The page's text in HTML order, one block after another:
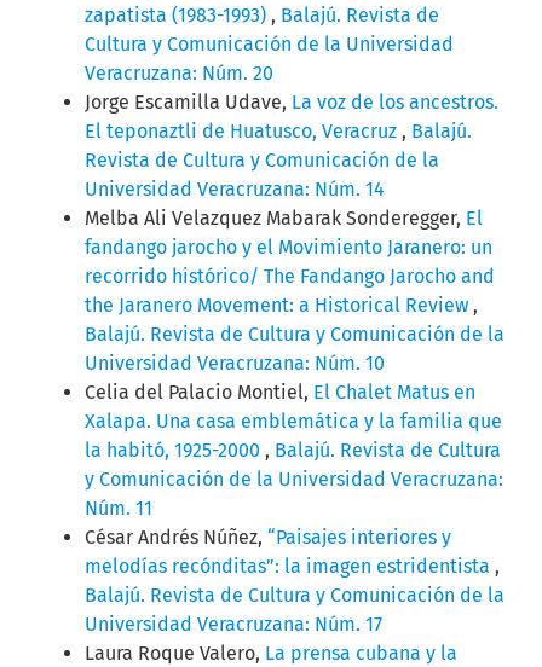
zapatista (1983-1993) , Balajú. Revista de
Cultura y Comunicación de la Universidad
Veracruzana: Núm. 20
Jorge Escamilla Udave, La voz de los ancestros.
El teponaztli de Huatusco, Veracruz , Balajú.
Revista de Cultura y Comunicación de la
Universidad Veracruzana: Núm. 14
Melba Ali Velazquez Mabarak Sonderegger, El
fandango jarocho y el Movimiento Jaranero: un
recorrido histórico/ The Fandango Jarocho and
the Jaranero Movement: a Historical Review ,
Balajú. Revista de Cultura y Comunicación de la
Universidad Veracruzana: Núm. 10
Celia del Palacio Montiel, El Chalet Matus en
Xalapa. Una casa emblemática y la familia que
la habitó, 1925-2000 , Balajú. Revista de Cultura
y Comunicación de la Universidad Veracruzana:
Núm. 11
César Andrés Núñez, “Paisajes interiores y
melodías recónditas”: la imagen estridentista ,
Balajú. Revista de Cultura y Comunicación de la
Universidad Veracruzana: Núm. 17
Laura Roque Valero, La prensa cubana y la